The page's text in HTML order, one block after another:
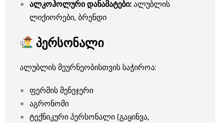
ალკოჰოლური დანამატები:ალუბლის
ლიქიორები, ბრენდი
პერსონალი
ალუბლის მეურნეობისთვის საჭიროა:
ფერმის მენეჯერი
აგრონომი
ტექნიკური პერსონალი (გაყინვა,